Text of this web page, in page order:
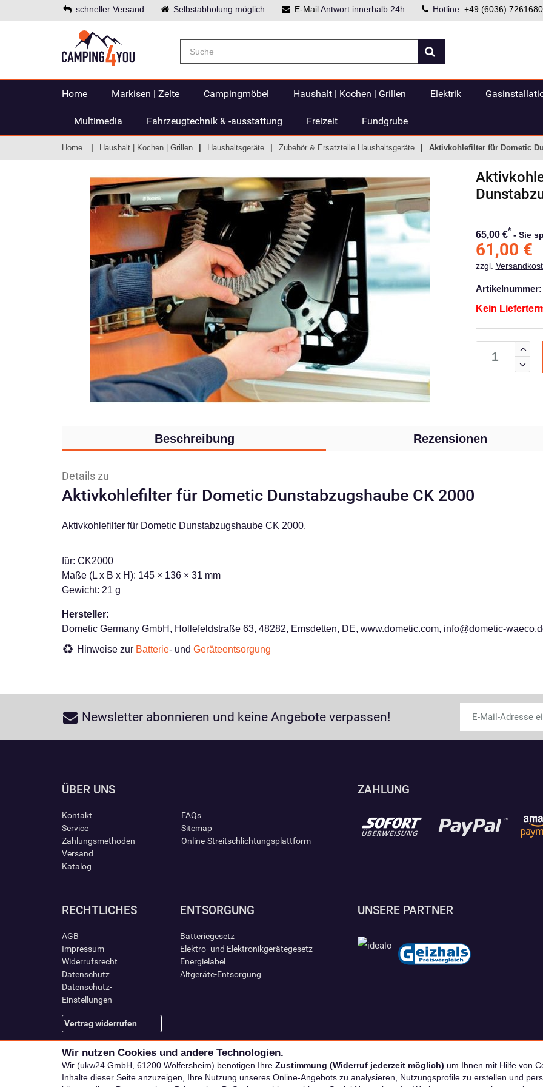
schneller Versand Selbstabholung möglich E-MailAntwort innerhalb 24h Hotline: +49 (6036) 7261680
Home Markisen | Zelte Campingmöbel Haushalt | Kochen | Grillen Elektrik
Multimedia Fahrzeugtechnik & -ausstattung Freizeit Fundgrube
Home Haushalt | Kochen | Grillen Haushaltsgeräte Zubehör & Ersatzteile Haushaltsgeräte Aktivkohlefilter für Dometic
65,00 €* - Sie
61,00 €
zzgl.
Artikelnummer:
Kein
Beschreibung Rezensionen
Details zu
Aktivkohlefilter für Dometic Dunstabzugshaube CK 2000
Aktivkohlefilter für Dometic Dunstabzugshaube CK 2000.
für: CK2000
Maße (L x B x H): 145 × 136 × 31 mm
Gewicht: 21 g
Hersteller:
Dometic Germany GmbH, Hollefeldstraße 63, 48282, Emsdetten, DE, www.dometic.com, info@dometic-
Hinweise zur Batterie- und Geräteentsorgung
Newsletter abonnieren und keine Angebote verpassen!
ÜBER UNS
Kontakt
Service
Zahlungsmethoden
Versand
Katalog
FAQs
Sitemap
Online-Streitschlichtungsplattform
ZAHLUNG
RECHTLICHES
AGB
Impressum
Widerrufsrecht
Datenschutz
Datenschutz-
Einstellungen
Vertrag widerrufen
ENTSORGUNG
Batteriegesetz
Elektro- und Elektronikgerätegesetz
Energielabel
Altgeräte-Entsorgung
UNSERE PARTNER
Wir nutzen Cookies und andere Technologien.
Wir (ukw24 GmbH, 61200 Wölfersheim) benötigen Ihre Zustimmung (Widerruf jederzeit möglich) um Ihnen mit Hilfe von
Inhalte dieser Seite anzuzeigen, Ihre Nutzung unseres Online-Angebots zu analysieren, Nutzungsprofile zu erstellen und